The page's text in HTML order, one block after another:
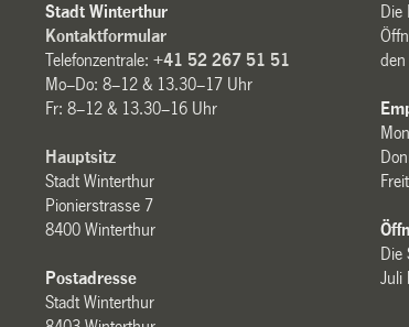
Stadt Winterthur
Kontaktformular
Telefonzentrale:+41 52 267 51 51
Mo–Do: 8–12 & 13.30–17 Uhr
Fr: 8–12 & 13.30–16 Uhr
Hauptsitz
Stadt Winterthur
Pionierstrasse 7
8400 Winterthur
Postadresse
Stadt Winterthur
Die
den
Die
Juli